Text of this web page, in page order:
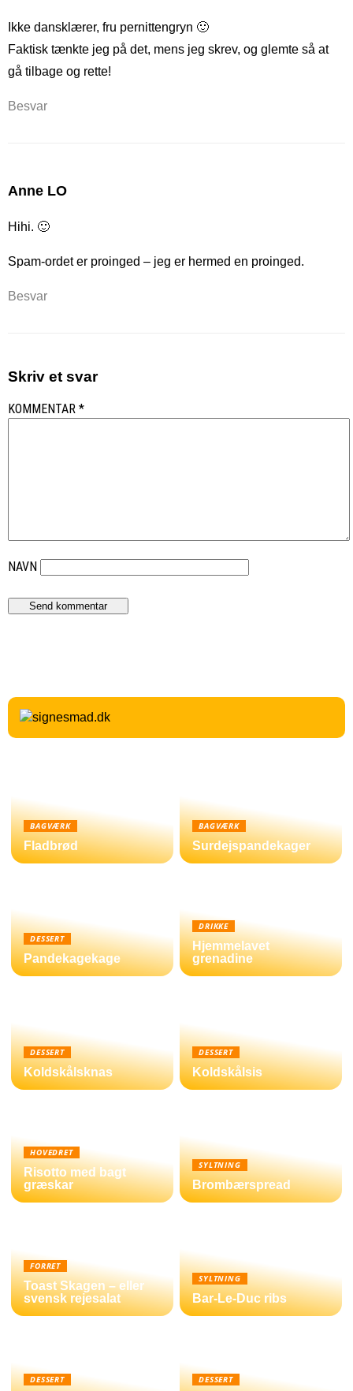
Ikke dansklærer, fru pernittengryn 🙂
Faktisk tænkte jeg på det, mens jeg skrev, og glemte så at
gå tilbage og rette!
Besvar
Anne LO
Hihi. 🙂
Spam-ordet er proinged – jeg er hermed en proinged.
Besvar
Skriv et svar
KOMMENTAR *
NAVN
BAGVÆRK
Fladbrød
BAGVÆRK
Surdejspandekager
DESSERT
Pandekagekage
DRIKKE
Hjemmelavet
grenadine
DESSERT
Koldskålsknas
DESSERT
Koldskålsis
HOVEDRET
Risotto med bagt
græskar
SYLTNING
Brombærspread
FORRET
Toast Skagen – eller
svensk rejesalat
SYLTNING
Bar-Le-Duc ribs
DESSERT DESSERT